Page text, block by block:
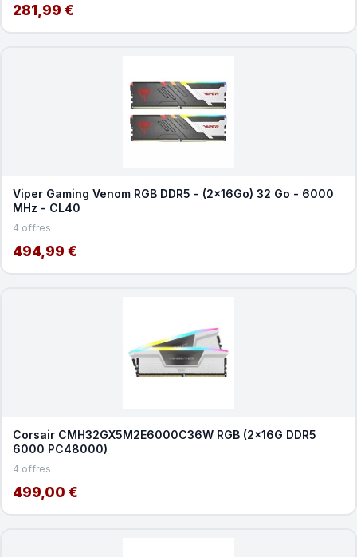
281,99 €
Viper Gaming Venom RGB DDR5 - (2x16Go) 32 Go - 6000
MHz - CL40
4 offres
494,99 €
Corsair CMH32GX5M2E6000C36W RGB (2x16G DDR5
6000 PC48000)
4 offres
499,00 €